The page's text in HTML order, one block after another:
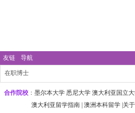
友链 导航
在职博士
合作院校 ： 墨尔本大学‌ 悉尼大学 澳大利亚国立
澳大利亚留学指南 澳洲本科留学 关